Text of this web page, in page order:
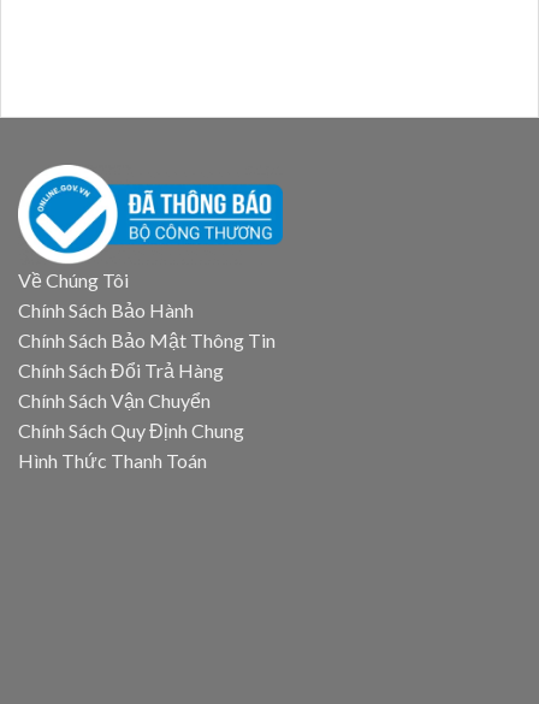
Về Chúng Tôi
Chính Sách Bảo Hành
Chính Sách Bảo Mật Thông Tin
Chính Sách Đổi Trả Hàng
Chính Sách Vận Chuyển
Chính Sách Quy Định Chung
Hình Thức Thanh Toán